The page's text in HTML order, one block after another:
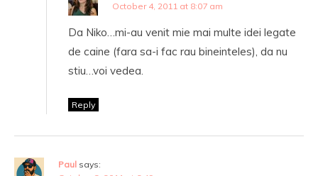
October 4, 2011 at 8:07 am
Da Niko…mi-au venit mie mai multe idei legate
de caine (fara sa-i fac rau bineinteles), da nu
stiu…voi vedea.
Reply
Paul says: